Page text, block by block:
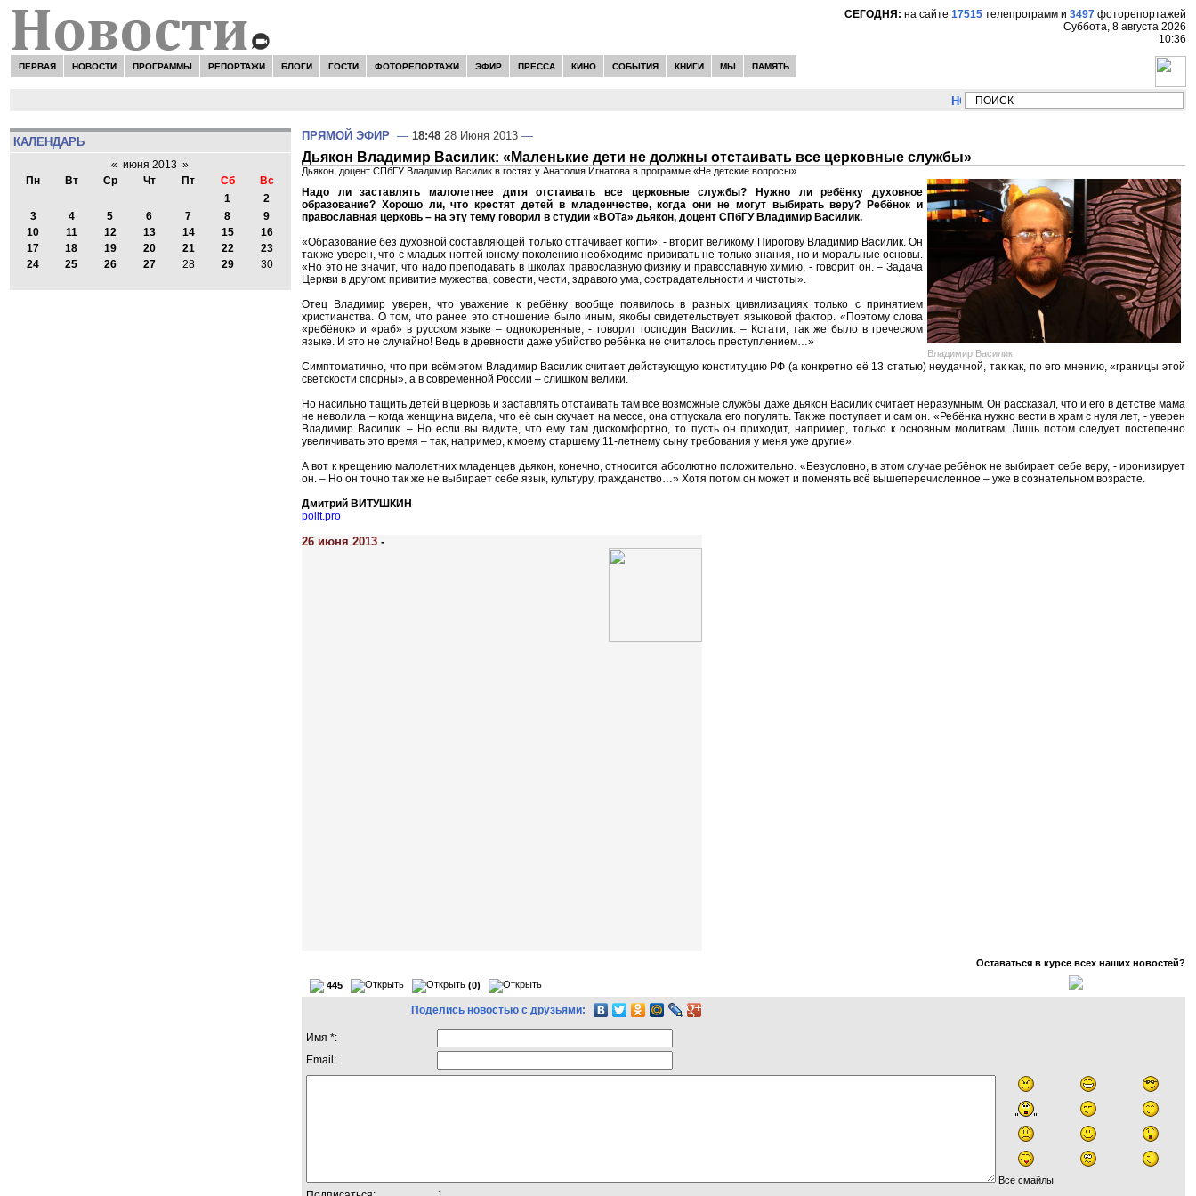
СЕГОДНЯ: на сайте 17515 телепрограмм и 3497 фоторепортажей
Суббота, 8 августа 2026
10:36
ПЕРВАЯ НОВОСТИ ПРОГРАММЫ РЕПОРТАЖИ БЛОГИ ГОСТИ ФОТОРЕПОРТАЖИ ЭФИР ПРЕССА КИНО СОБЫТИЯ КНИГИ МЫ ПАМЯТЬ
НОВОСТИ: Сергей Цыпляев "Мир как никогда
КАЛЕНДАРЬ
« июня 2013 »
Пн
Вт Ср Чт Пт Сб
Вс
1
2
3
4 5 6 7 8
9
10
11 12 13 14 15
16
17
18 19 20 21 22
23
24
25 26 27 28 29 30
ПРЯМОЙ ЭФИР — 18:48 28 Июня 2013 —
Дьякон Владимир Василик: «Маленькие дети не должны отстаивать все церковные службы»
Дьякон, доцент СПбГУ Владимир Василик в гостях у Анатолия Игнатова в программе «Не детские вопросы»
Владимир Василик
Надо ли заставлять малолетнее дитя отстаивать все церковные службы? Нужно ли ребёнку духовное
образование? Хорошо ли, что крестят детей в младенчестве, когда они не могут выбирать веру? Ребёнок и
православная церковь – на эту тему говорил в студии «ВОТа» дьякон, доцент СПбГУ Владимир Василик.
«Образование без духовной составляющей только оттачивает когти», - вторит великому Пирогову Владимир Василик. Он
так же уверен, что с младых ногтей юному поколению необходимо прививать не только знания, но и моральные основы.
«Но это не значит, что надо преподавать в школах православную физику и православную химию, - говорит он. – Задача
Церкви в другом: привитие мужества, совести, чести, здравого ума, сострадательности и чистоты».
Отец Владимир уверен, что уважение к ребёнку вообще появилось в разных цивилизациях только с принятием
христианства. О том, что ранее это отношение было иным, якобы свидетельствует языковой фактор. «Поэтому слова
«ребёнок» и «раб» в русском языке – однокоренные, - говорит господин Василик. – Кстати, так же было в греческом
языке. И это не случайно! Ведь в древности даже убийство ребёнка не считалось преступлением…»
Симптоматично, что при всём этом Владимир Василик считает действующую конституцию РФ (а конкретно её 13 статью) неудачной, так как, по его мнению, «границы этой
светскости спорны», а в современной России – слишком велики.
Но насильно тащить детей в церковь и заставлять отстаивать там все возможные службы даже дьякон Василик считает неразумным. Он рассказал, что и его в детстве мама
не неволила – когда женщина видела, что её сын скучает на мессе, она отпускала его погулять. Так же поступает и сам он. «Ребёнка нужно вести в храм с нуля лет, - уверен
Владимир Василик. – Но если вы видите, что ему там дискомфортно, то пусть он приходит, например, только к основным молитвам. Лишь потом следует постепенно
увеличивать это время – так, например, к моему старшему 11-летнему сыну требования у меня уже другие».
А вот к крещению малолетних младенцев дьякон, конечно, относится абсолютно положительно. «Безусловно, в этом случае ребёнок не выбирает себе веру, - иронизирует
он. – Но он точно так же не выбирает себе язык, культуру, гражданство…» Хотя потом он может и поменять всё вышеперечисленное – уже в сознательном возрасте.
Дмитрий ВИТУШКИН
polit.pro
26 июня 2013 -
Оставаться в курсе всех наших новостей?
445 (0)
Поделись новостью с друзьями:
Имя *:
Email:
Все смайлы